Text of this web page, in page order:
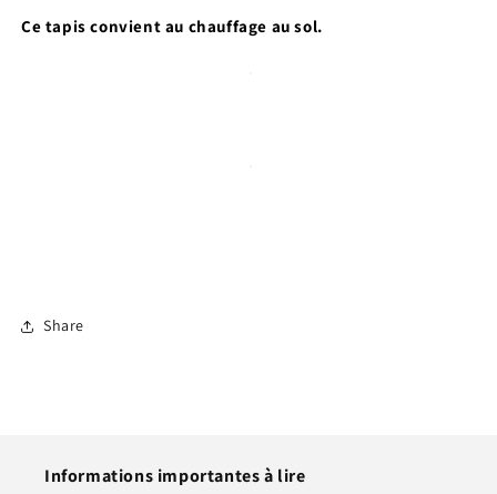
Ce tapis convient au chauffage au sol.
Share
Informations importantes à lire